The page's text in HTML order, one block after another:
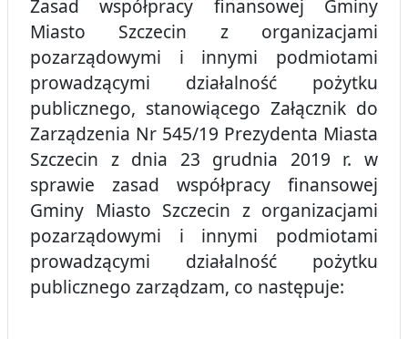
Zasad współpracy finansowej Gminy
Miasto Szczecin z organizacjami
pozarządowymi i innymi podmiotami
prowadzącymi działalność pożytku
publicznego, stanowiącego Załącznik do
Zarządzenia Nr 545/19 Prezydenta Miasta
Szczecin z dnia 23 grudnia 2019 r. w
sprawie zasad współpracy finansowej
Gminy Miasto Szczecin z organizacjami
pozarządowymi i innymi podmiotami
prowadzącymi działalność pożytku
publicznego zarządzam, co następuje: